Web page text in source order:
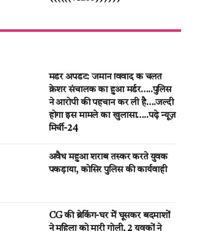
मर्डर अपडेट: जमीन विवाद के चलते
क्रेशर संचालक का हुआ मर्डर…..पुलिस
ने आरोपी की पहचान कर ली है….जल्दी
होगा इस मामले का खुलासा…..पढ़े न्यूज़
मिर्ची-24
अवैध महुआ शराब तस्कर करते युवक
पकड़ाया, कोसिर पुलिस की कार्यवाही
CG की ब्रेकिंग-घर मेें घूसकर बदमाशों
ने महिला को मारी गोली, 2 युवकों ने